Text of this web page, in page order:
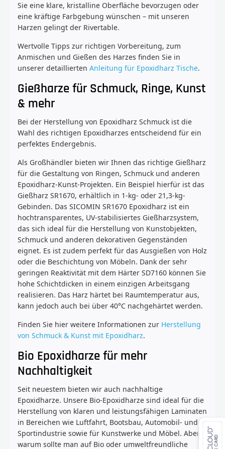
Sie eine klare, kristalline Oberfläche bevorzugen oder
eine kräftige Farbgebung wünschen – mit unseren
Harzen gelingt der Rivertable.
Wertvolle Tipps zur richtigen Vorbereitung, zum
Anmischen und Gießen des Harzes finden Sie in
unserer detaillierten Anleitung für Epoxidharz Tische.
Gießharze für Schmuck, Ringe, Kunst
& mehr
Bei der Herstellung von Epoxidharz Schmuck ist die
Wahl des richtigen Epoxidharzes entscheidend für ein
perfektes Endergebnis.
Als Großhändler bieten wir Ihnen das richtige Gießharz
für die Gestaltung von Ringen, Schmuck und anderen
Epoxidharz-Kunst-Projekten. Ein Beispiel hierfür ist das
Gießharz SR1670, erhältlich in 1-kg- oder 21,3-kg-
Gebinden. Das SICOMIN SR1670 Epoxidharz ist ein
hochtransparentes, UV-stabilisiertes Gießharzsystem,
das sich ideal für die Herstellung von Kunstobjekten,
Schmuck und anderen dekorativen Gegenständen
eignet. Es ist zudem perfekt für das Ausgießen von Holz
oder die Beschichtung von Möbeln. Dank der sehr
geringen Reaktivität mit dem Härter SD7160 können Sie
hohe Schichtdicken in einem einzigen Arbeitsgang
realisieren. Das Harz härtet bei Raumtemperatur aus,
kann jedoch auch bei über 40°C nachgehärtet werden.
Finden Sie hier weitere Informationen zur Herstellung
von Schmuck & Kunst mit Epoxidharz.
Bio Epoxidharze für mehr
Nachhaltigkeit
Seit neuestem bieten wir auch nachhaltige
Epoxidharze. Unsere Bio-Epoxidharze sind ideal für die
Herstellung von klaren und leistungsfähigen Laminaten
in Bereichen wie Luftfahrt, Bootsbau, Automobil- und
Sportindustrie sowie für Kunstwerke und Möbel. Aber
warum sollte man auf Bio oder umweltfreundliche